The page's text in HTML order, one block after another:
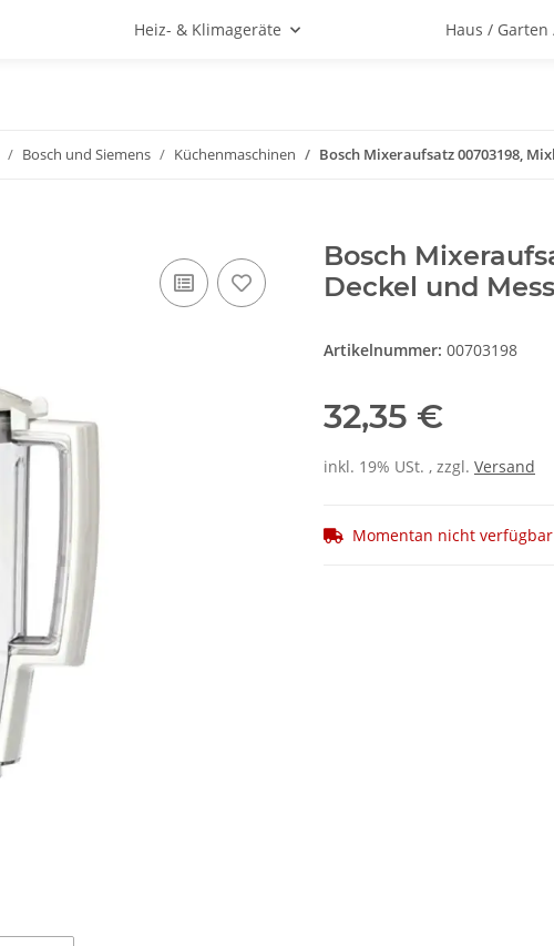
Heiz- & Klimageräte Haus / Garten
Bosch und Siemens Küchenmaschinen Bosch Mixeraufsatz 00703198,
Bosch
Deckel und
Artikelnummer: 00703198
32,35 €
inkl. 19% USt. , zzgl. Versand
Momentan nicht verfügbar